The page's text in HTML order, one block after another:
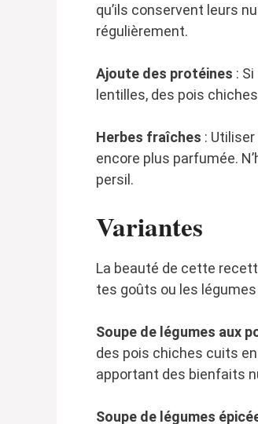
qu’ils conservent leurs
régulièrement.
Ajoute des protéines :
lentilles, des pois
Herbes fraîches :
encore plus parfumée.
persil.
Variantes
La beauté de cette
tes goûts ou les
Soupe de légumes aux
des pois chiches cuits
apportant des bienfaits
Soupe de légumes